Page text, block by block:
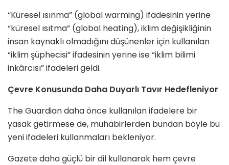
“Küresel ısınma” (global warming) ifadesinin yerine
“küresel ısıtma” (global heating), iklim değişikliğinin
insan kaynaklı olmadığını düşünenler için kullanılan
“iklim şüphecisi” ifadesinin yerine ise “iklim bilimi
inkârcısı” ifadeleri geldi.
Çevre Konusunda Daha Duyarlı Tavır Hedefleniyor
The Guardian daha önce kullanılan ifadelere bir
yasak getirmese de, muhabirlerden bundan böyle bu
yeni ifadeleri kullanmaları bekleniyor.
Gazete daha güçlü bir dil kullanarak hem çevre